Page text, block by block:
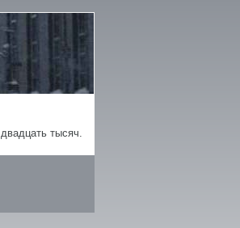
двадцать тысяч.